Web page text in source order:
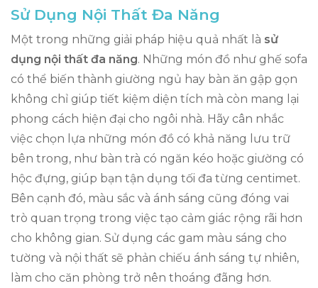
Sử Dụng Nội Thất Đa Năng
Một trong những giải pháp hiệu quả nhất là sử
dụng nội thất đa năng. Những món đồ như ghế sofa
có thể biến thành giường ngủ hay bàn ăn gập gọn
không chỉ giúp tiết kiệm diện tích mà còn mang lại
phong cách hiện đại cho ngôi nhà. Hãy cân nhắc
việc chọn lựa những món đồ có khả năng lưu trữ
bên trong, như bàn trà có ngăn kéo hoặc giường có
hộc đựng, giúp bạn tận dụng tối đa từng centimet.
Bên cạnh đó, màu sắc và ánh sáng cũng đóng vai
trò quan trọng trong việc tạo cảm giác rộng rãi hơn
cho không gian. Sử dụng các gam màu sáng cho
tường và nội thất sẽ phản chiếu ánh sáng tự nhiên,
làm cho căn phòng trở nên thoáng đãng hơn.